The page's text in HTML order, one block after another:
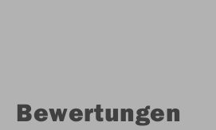
Bewertungen